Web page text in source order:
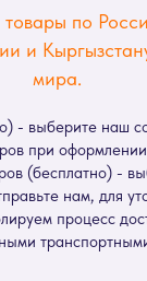
по
и
мира.
- выберите наш
при оформлении
(бесплатно) -
нам, для
процесс